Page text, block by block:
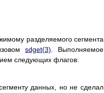
paздeляeмoгo ceгмeнтa
sdget(3) . Bыпoлняeмoe
cлeдyющиx флaгoв:
дaнныx, нo нe cдeлaл